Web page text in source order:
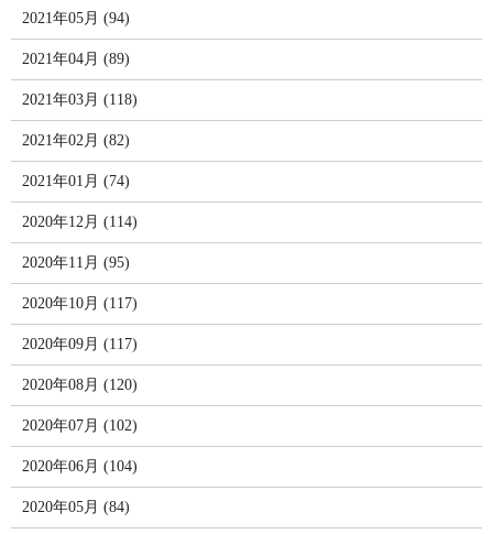
2021年05月 (94)
2021年04月 (89)
2021年03月 (118)
2021年02月 (82)
2021年01月 (74)
2020年12月 (114)
2020年11月 (95)
2020年10月 (117)
2020年09月 (117)
2020年08月 (120)
2020年07月 (102)
2020年06月 (104)
2020年05月 (84)